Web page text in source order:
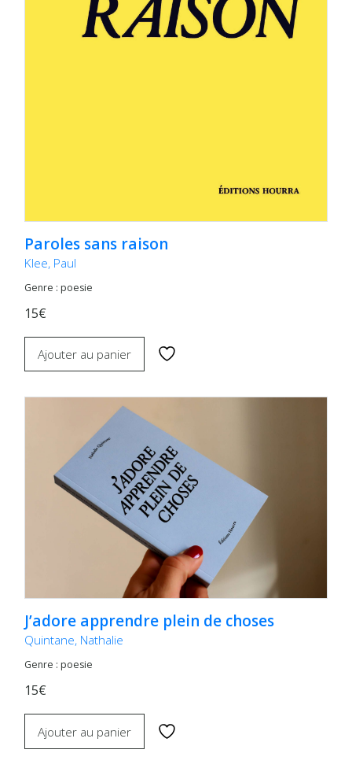
Paroles sans raison
Klee, Paul
Genre : poesie
15€
Ajouter au panier
J’adore apprendre plein de choses
Quintane, Nathalie
Genre : poesie
15€
Ajouter au panier